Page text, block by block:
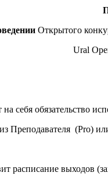
Открытого
Ural
себя обязательство
Преподавателя
расписание выходов